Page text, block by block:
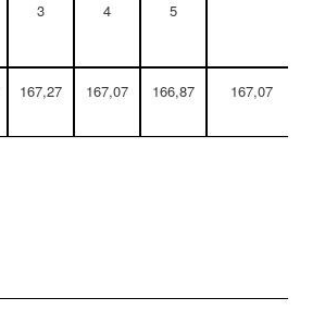
3 4 5
167,27 167,07 166,87 167,07